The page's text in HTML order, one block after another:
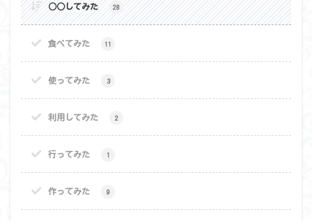
○○してみた 28
食べてみた 11
使ってみた 3
利用してみた 2
行ってみた 1
作ってみた 9